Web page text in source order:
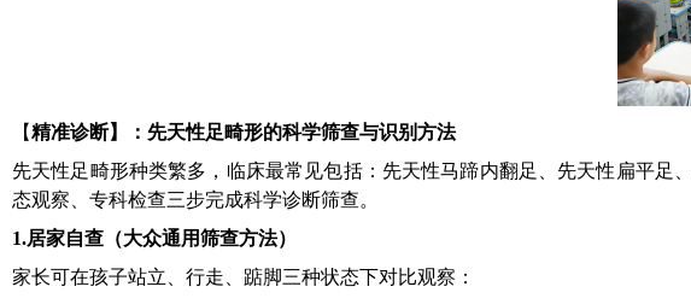
【精准诊断】
：先天性足畸形的科学筛查与识别方法
先天性足畸形种类繁多，临床最常见包括：先天性马蹄内翻足、先天性扁平足
态观察、专科检查三步完成科学诊断筛查。
1.居家自查（大众通用筛查方法）
家长可在孩子站立、行走、踮脚三种状态下对比观察：